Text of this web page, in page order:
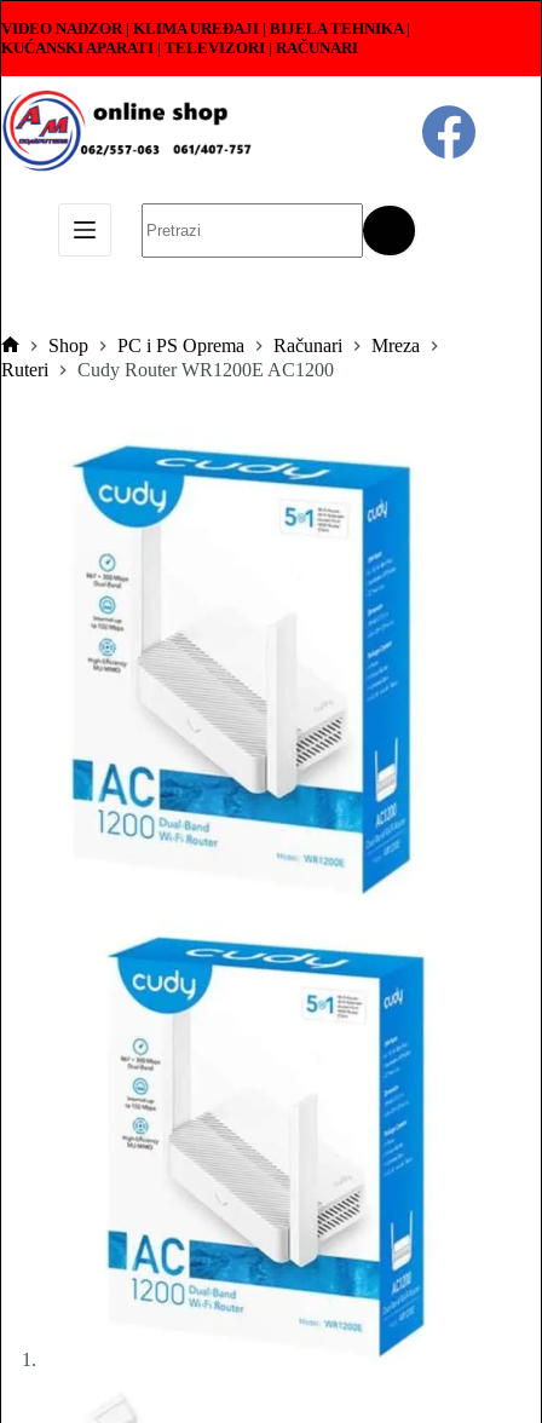
to
content
VIDEO NADZOR | KLIMA UREĐAJI | BIJELA TEHNIKA |
KUĆANSKI APARATI | TELEVIZORI | RAČUNARI
results
Pocetna
Shop PC i PS Oprema Računari
Mreza
Ruteri
Cudy Router WR1200E AC1200